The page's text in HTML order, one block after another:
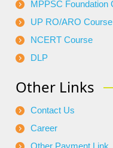
MPPSC Foundation
UP RO/ARO
NCERT Course
DLP
Other Links
Contact Us
Career
Other Payment Link